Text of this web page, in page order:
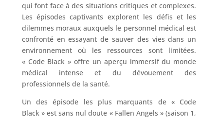
qui font face à des situations critiques et complexes.
Les épisodes captivants explorent les défis et les
dilemmes moraux auxquels le personnel médical est
confronté en essayant de sauver des vies dans un
environnement où les ressources sont limitées.
« Code Black » offre un aperçu immersif du monde
médical intense et du dévouement des
professionnels de la santé.
Un des épisode les plus marquants de « Code
Black » est sans nul doute « Fallen Angels » (saison 1,